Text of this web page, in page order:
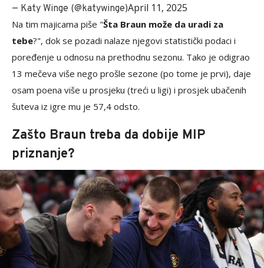
— Katy Winge (@katywinge)April 11, 2025
Na tim majicama piše "Šta Braun može da uradi za
tebe?", dok se pozadi nalaze njegovi statistički podaci i
poređenje u odnosu na prethodnu sezonu. Tako je odigrao
13 mečeva više nego prošle sezone (po tome je prvi), daje
osam poena više u prosjeku (treći u ligi) i prosjek ubačenih
šuteva iz igre mu je 57,4 odsto.
Zašto Braun treba da dobije MIP
priznanje?